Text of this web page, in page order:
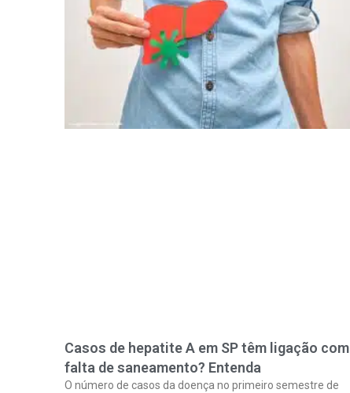
Casos de hepatite A em SP têm ligação com
falta de saneamento? Entenda
O número de casos da doença no primeiro semestre de